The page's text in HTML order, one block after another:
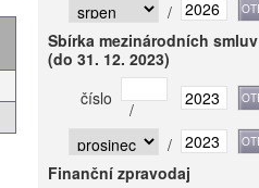
/
Sbírka mezinárodních smluv
(do 31. 12. 2023)
číslo
/
/
Finanční zpravodaj